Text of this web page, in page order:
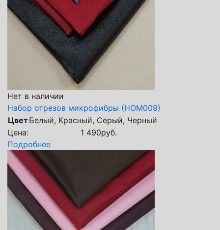
Нет в наличии
Набор отрезов микрофибры (НОМ009)
ЦветБелый, Красный, Серый, Черный
Цена:
1 490руб.
Подробнее